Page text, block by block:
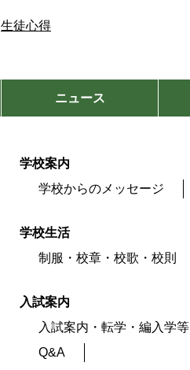
生徒心得
ニュース
学校案内
学校からのメッセージ
学校生活
制服・校章・校歌・校則
入試案内
入試案内・転学・編入学等
Q&A